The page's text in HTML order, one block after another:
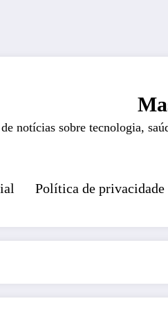
notícias sobre tecnologia,
Política de privacidade